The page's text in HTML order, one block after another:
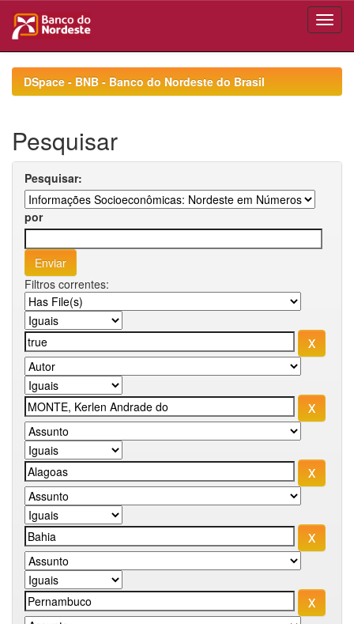
navigationDSpace - BNB - Banco do Nordeste do Brasil
Pesquisar
Pesquisar:
por
Filtros correntes: